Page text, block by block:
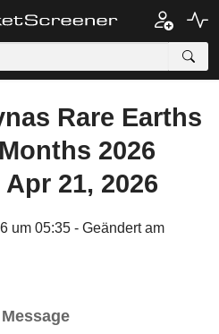
Rare Earths
2026
21, 2026
um 05:35 - Geändert am